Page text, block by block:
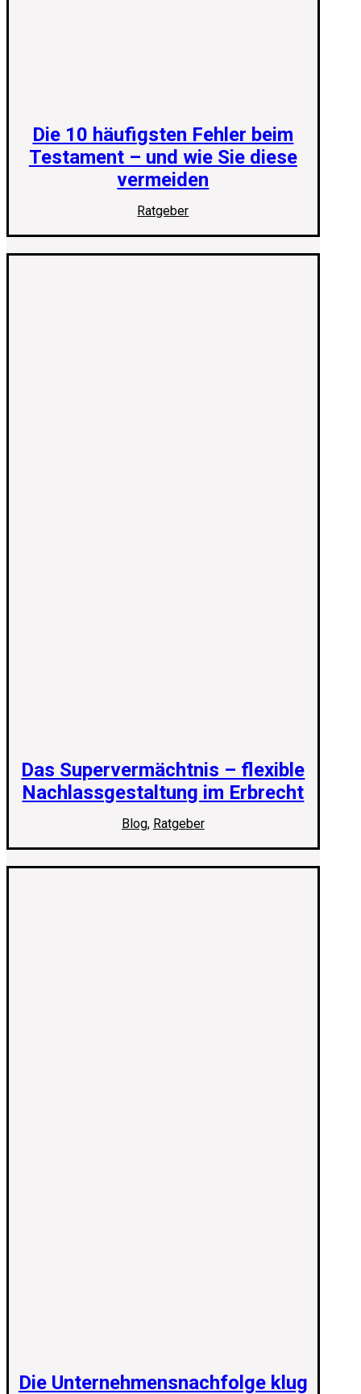
Die 10 häufigsten Fehler beim
Testament – und wie Sie diese
vermeiden
Ratgeber
Das Supervermächtnis – flexible
Nachlassgestaltung im Erbrecht
Blog, Ratgeber
Die Unternehmensnachfolge klug